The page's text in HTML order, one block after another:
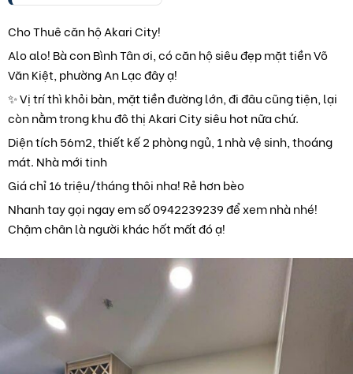
Cho Thuê căn hộ Akari City!
Alo alo! Bà con Bình Tân ơi, có căn hộ siêu đẹp mặt tiền Võ
Văn Kiệt, phường An Lạc đây ạ!
✨ Vị trí thì khỏi bàn, mặt tiền đường lớn, đi đâu cũng tiện, lại
còn nằm trong khu đô thị Akari City siêu hot nữa chứ.
Diện tích 56m2, thiết kế 2 phòng ngủ, 1 nhà vệ sinh, thoáng
mát. Nhà mới tinh
Giá chỉ 16 triệu/tháng thôi nha! Rẻ hơn bèo
Nhanh tay gọi ngay em số 0942239239 để xem nhà nhé!
Chậm chân là người khác hốt mất đó ạ!